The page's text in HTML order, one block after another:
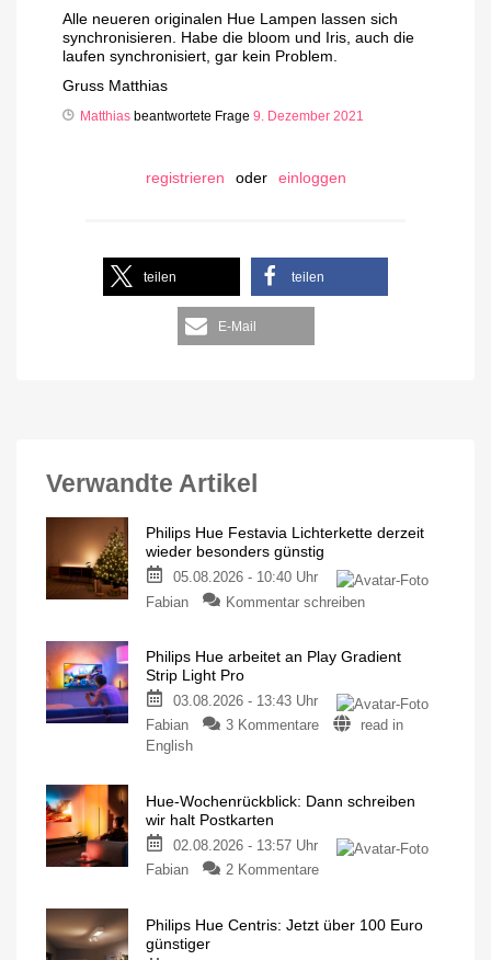
Alle neueren originalen Hue Lampen lassen sich
synchronisieren. Habe die bloom und Iris, auch die
laufen synchronisiert, gar kein Problem.
Gruss Matthias
Matthias beantwortete Frage 9. Dezember 2021
registrieren oder einloggen
teilen teilen
E-Mail
Verwandte Artikel
Philips Hue Festavia Lichterkette derzeit
wieder besonders günstig
05.08.2026 - 10:40 Uhr
Fabian
Kommentar schreiben
Philips Hue arbeitet an Play Gradient
Strip Light Pro
03.08.2026 - 13:43 Uhr
Fabian
3 Kommentare
read in
English
Hue-Wochenrückblick: Dann schreiben
wir halt Postkarten
02.08.2026 - 13:57 Uhr
Fabian
2 Kommentare
Philips Hue Centris: Jetzt über 100 Euro
günstiger